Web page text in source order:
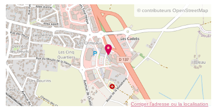
© contributeurs OpenStreetMap
Corriger l’adresse ou la localisation